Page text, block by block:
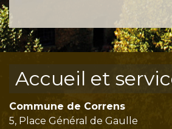
Accueil et
Commune de Correns
5, Place Général de Gaulle